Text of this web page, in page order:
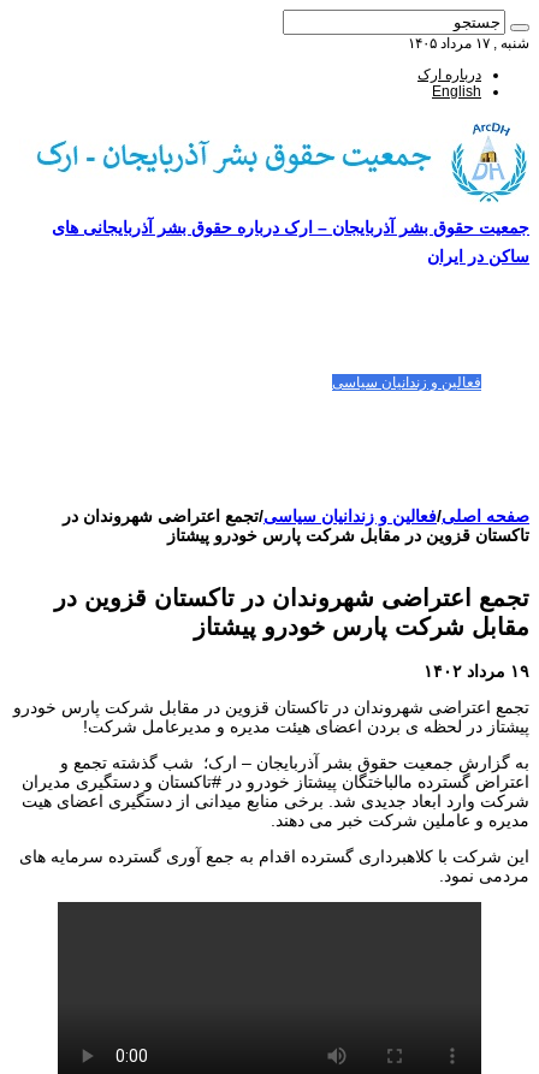
شنبه , ۱۷ مرداد ۱۴۰۵
درباره ارک
English
جمعیت حقوق بشر آذربایجان – ارک درباره حقوق بشر آذربایجانی های
ساکن در ایران
فعالین و زندانیان سیاسی
صفحه اصلی/فعالین و زندانیان سیاسی/تجمع اعتراضی شهروندان در
تاکستان قزوین در مقابل شرکت پارس خودرو پیشتاز
تجمع اعتراضی شهروندان در تاکستان قزوین در
مقابل شرکت پارس خودرو پیشتاز
۱۹ مرداد ۱۴۰۲
تجمع اعتراضی شهروندان در تاکستان قزوین در مقابل شرکت پارس خودرو
پیشتاز در لحظه ی بردن اعضای هیئت مدیره و مدیرعامل شرکت!
به گزارش جمعیت حقوق بشر آذربایجان – ارک؛ شب گذشته تجمع و
اعتراض گسترده مالباختگان پیشتاز خودرو در #تاکستان و دستگیری مدیران
شرکت وارد ابعاد جدیدی شد. برخی منابع میدانی از دستگیری اعضای هیت
مدیره و عاملین شرکت خبر می دهند.
این شرکت با کلاهبرداری گسترده اقدام به جمع آوری گسترده سرمایه های
مردمی نمود.